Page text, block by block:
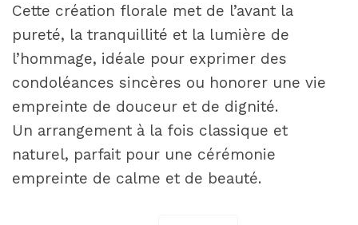
Cette création florale met de l’avant la
pureté, la tranquillité et la lumière de
l’hommage, idéale pour exprimer des
condoléances sincères ou honorer une vie
empreinte de douceur et de dignité.
Un arrangement à la fois classique et
naturel, parfait pour une cérémonie
empreinte de calme et de beauté.